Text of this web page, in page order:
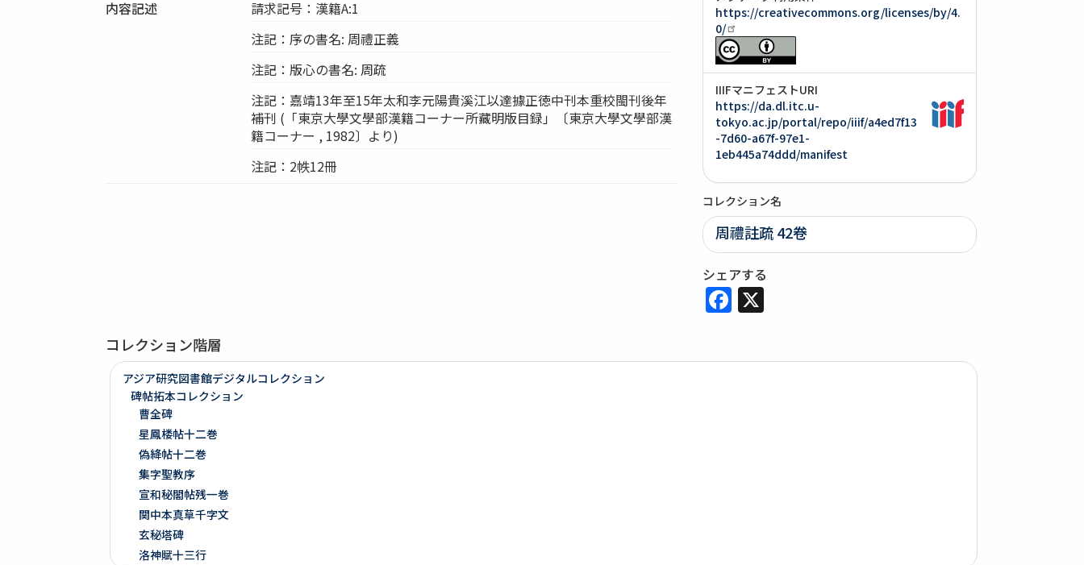
内容記述
請求記号：漢籍A:1
注記：序の書名: 周禮正義
注記：版心の書名: 周疏
注記：嘉靖13年至15年太和李元陽貴溪江以達據正徳中刊本重校閩刊後年
補刊 (「東京大學文學部漢籍コーナー所藏明版目録」〔東京大學文學部漢
籍コーナー , 1982〕より)
注記：2帙12冊
https://creativecommons.org/licenses/by/4.
0/
IIIFマニフェストURI
https://da.dl.itc.u-
tokyo.ac.jp/portal/repo/iiif/a4ed7f13
-7d60-a67f-97e1-
1eb445a74ddd/manifest
コレクション名
周禮註疏 42卷
シェアする
Facebook
X
コレクション階層
アジア研究図書館デジタルコレクション
碑帖拓本コレクション
曹全碑
星鳳楼帖十二巻
偽絳帖十二巻
集字聖教序
宣和秘閣帖残一巻
関中本真草千字文
玄秘塔碑
洛神賦十三行